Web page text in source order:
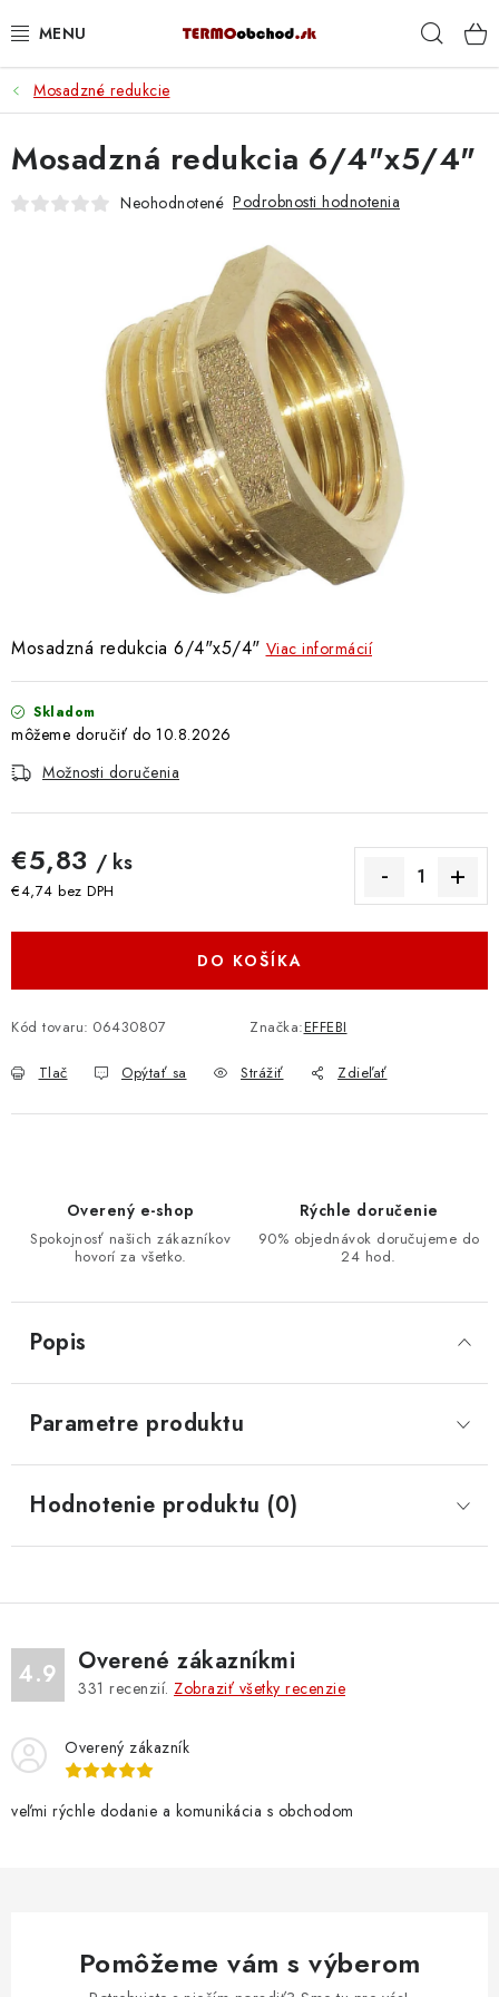
na
VYKUROVANIE
ROZVOD VODY A KÚRENIA
ODPAD A KANALIZÁCIA
% DOPREDAJ
PREČO SA OPLATÍ KUPOVAŤ RADIÁTORY KORADO
CEZ TERMOOBCHOD.SK
Hodnotenie obchodu Blog Kontakty
Napíšte nám
Doprava a Platba
Mosadzné redukcie
Mosadzná redukcia 6/4"x5/4" Viac informácií
Skladom
10.8.2026
Možnosti doručenia
€5,83 / ks
€4,74 bez DPH
DO KOŠÍKA
Kód tovaru: 06430807 Značka:EFFEBI
Tlač Opýtať sa Strážiť Zdieľať
Mosadzná redukcia 6/4"x5/4"
Neohodnotené Podrobnosti hodnotenia
Overený e-shop
Spokojnosť našich zákazníkov
hovorí za všetko.
Rýchle doručenie
90% objednávok doručujeme do
24 hod.
Popis
Parametre produktu
Hodnotenie produktu (0)
4.9 Overené zákazníkmi
331 recenzií. Zobraziť všetky recenzie
Overený zákazník
veľmi rýchle dodanie a komunikácia s obchodom
Pomôžeme vám s výberom